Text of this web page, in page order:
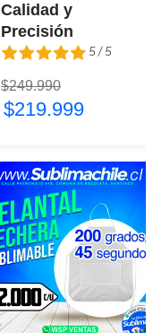
Calidad y
Precisión
5 / 5
5 / 5
$249.990
$219.999